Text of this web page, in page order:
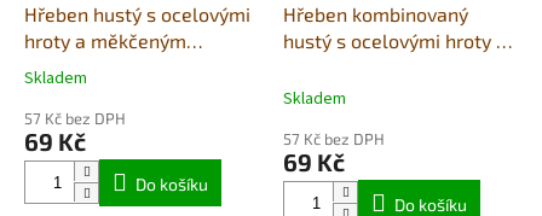
Hřeben hustý s ocelovými
hroty a měkčeným
držadlem
Průměrné
produktu
je
Skladem
57 Kč bez DPH
69 Kč
Do košíku
Hřeben kombinovaný
hustý s ocelovými hroty a
Skladem
57 Kč bez DPH
69 Kč
Do košíku